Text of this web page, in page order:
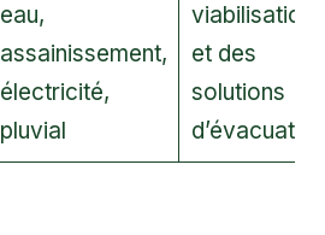
eau,
assainissement,
électricité,
pluvial
viabilisation
et des
solutions
d’évacuation